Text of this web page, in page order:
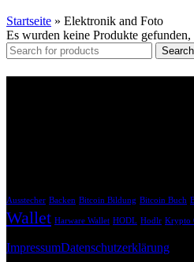
Startseite » Elektronik and Foto
Es wurden keine Produkte
Search
Ausstecher Backen Bitcoin Bildung Bitcoin Buch
Wallet Harware Wallet HODL Hodlr Krypto
ImpressumDatenschutzerklärung